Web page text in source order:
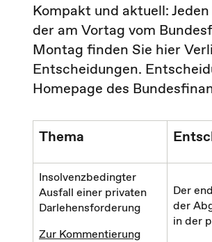
Kompakt und aktuell:
der am Vortag vom
Montag finden Sie hier
Entscheidungen.
Homepage des
Thema
Insolvenzbedingter
Ausfall einer privaten
Darlehensforderung
Zur Kommentierung
Der
der
in der